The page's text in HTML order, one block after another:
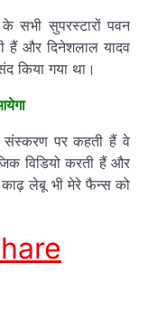
सभी सुपरस्टारों पवन
हैं और दिनेशलाल यादव
किया गया था।
संस्करण पर कहती हैं वे
विडियो करती हैं और
काढ़ लेबू भी मेरे फैन्स को